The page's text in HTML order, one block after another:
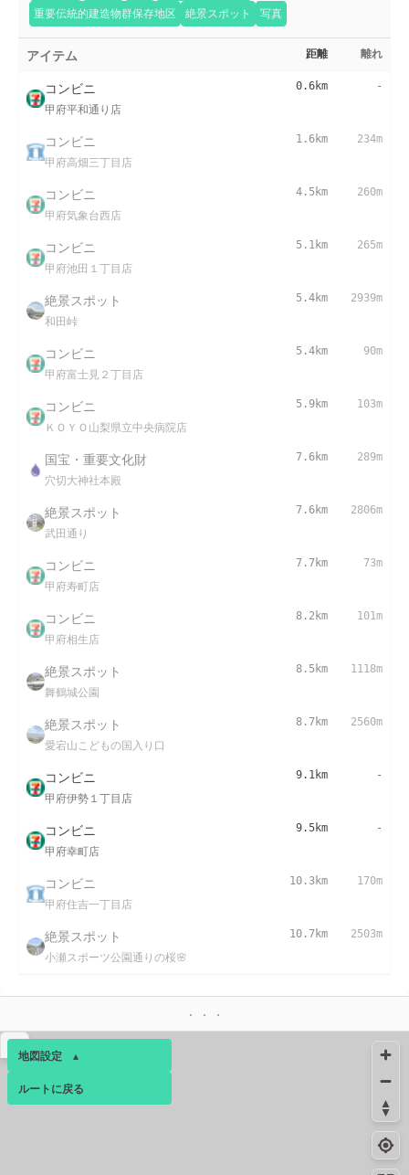
重要伝統的建造物群保存地区 絶景スポット 写真
アイテム 距離 離れ
コンビニ
甲府平和通り店
0.6km -
コンビニ
甲府高畑三丁目店
1.6km 234m
コンビニ
甲府気象台西店
4.5km 260m
コンビニ
甲府池田１丁目店
5.1km 265m
絶景スポット
和田峠
5.4km 2939m
コンビニ
甲府富士見２丁目店
5.4km 90m
コンビニ
ＫＯＹＯ山梨県立中央病院店
5.9km 103m
国宝・重要文化財
穴切大神社本殿
7.6km 289m
絶景スポット
武田通り
7.6km 2806m
コンビニ
甲府寿町店
7.7km 73m
コンビニ
甲府相生店
8.2km 101m
絶景スポット
舞鶴城公園
8.5km 1118m
絶景スポット
愛宕山こどもの国入り口
8.7km 2560m
コンビニ
甲府伊勢１丁目店
9.1km -
コンビニ
甲府幸町店
9.5km -
コンビニ
甲府住吉一丁目店
10.3km 170m
絶景スポット
小瀬スポーツ公園通りの桜🌸
10.7km 2503m
地図設定 ▴
ベース ▴
ルートに戻る